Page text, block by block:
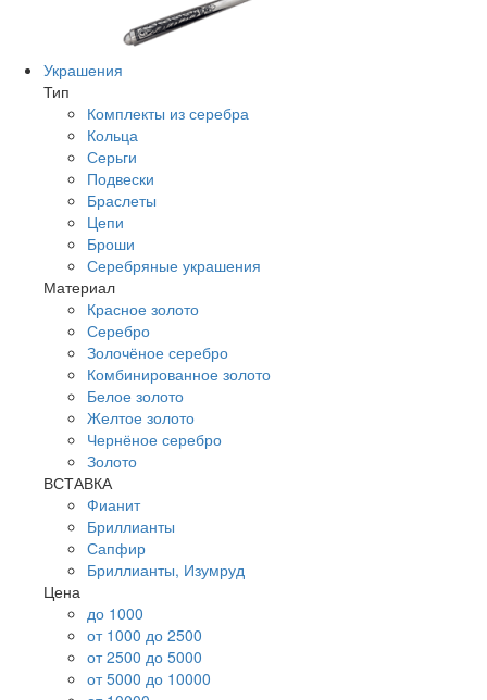
Украшения
Тип
Комплекты из серебра
Кольца
Серьги
Подвески
Браслеты
Цепи
Броши
Серебряные украшения
Материал
Красное золото
Серебро
Золочёное серебро
Комбинированное золото
Белое золото
Желтое золото
Чернёное серебро
Золото
ВСТАВКА
Фианит
Бриллианты
Сапфир
Бриллианты, Изумруд
Цена
до 1000
от 1000 до 2500
от 2500 до 5000
от 5000 до 10000